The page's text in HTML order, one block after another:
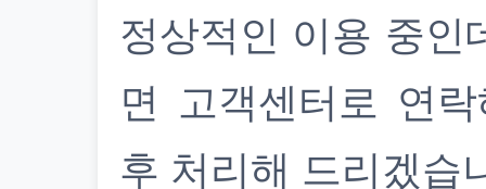
정상적인 이용 중인
면 고객센터로 연
후 처리해 드리겠습